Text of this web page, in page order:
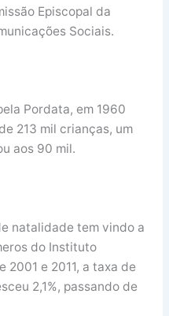
Episcopal da
Sociais.
Pordata, em 1960
213 mil crianças, um
aos 90 mil.
natalidade tem vindo a
do Instituto
e 2011, a taxa de
2,1%, passando de